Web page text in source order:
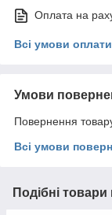
Оплата на
Всі умови оплати
Умови
Повернення
Всі умови
Подібні товари